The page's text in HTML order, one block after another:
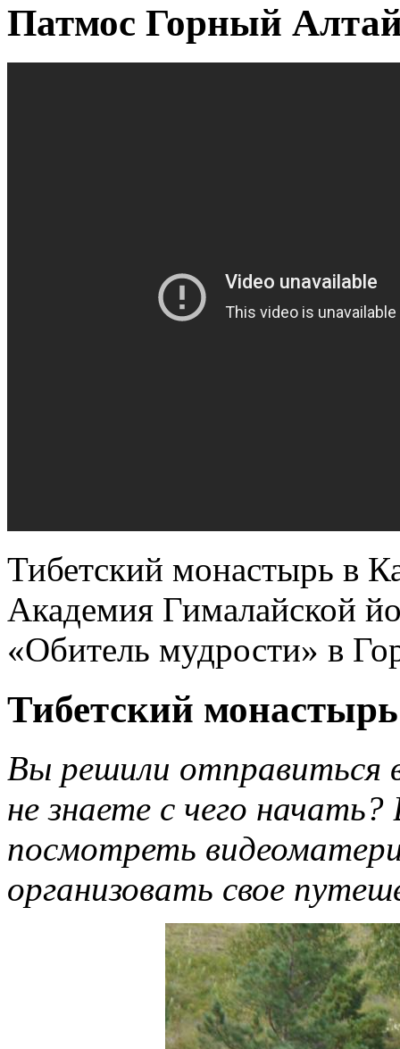
Патмос Горный
Тибетский монастырь в
Академия Гималайской
«Обитель мудрости» в
Тибетский
Вы решили отправиться
не знаете с чего
посмотреть
организовать свое